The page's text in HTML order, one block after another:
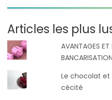
Articles les plus
AVANTAGES
BANCARISATION
Le chocolat et
cécité